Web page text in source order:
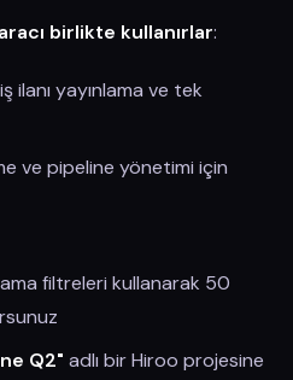
birlikte kullanırlar:
ilanı yayınlama ve tek
ve pipeline yönetimi için
filtreleri kullanarak 50
Q2" adlı bir Hiroo projesine